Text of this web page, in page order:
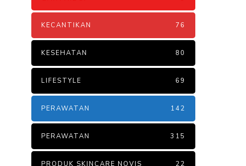
KECANTIKAN 76
KESEHATAN 80
LIFESTYLE 69
PERAWATAN 142
PERAWATAN 315
PRODUK SKINCARE NOVIS 22